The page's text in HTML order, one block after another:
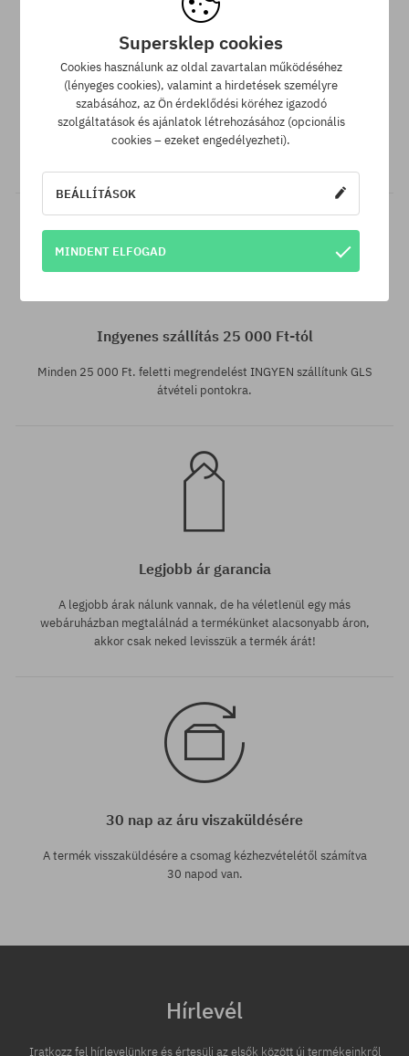
SuperClub hűségprogram
SuperClub hűségprogramunknak köszönhetően minden olyan
vásárlás után, amire nem jár kedvezmény, a számládon a
Ingyenes szállítás 25 000 Ft-tól
Minden 25 000 Ft. feletti megrendelést INGYEN szállítunk GLS
átvételi pontokra.
Legjobb ár garancia
A legjobb árak nálunk vannak, de ha véletlenül egy más
webáruházban megtalálnád a termékünket alacsonyabb áron,
akkor csak neked levisszük a termék árát!
30 nap az áru viszaküldésére
A termék visszaküldésére a csomag kézhezvételétől számítva
30 napod van.
Hírlevél
Iratkozz fel hírlevelünkre és értesülj az elsők között új termékeinkről
Supersklep cookies
Cookies használunk az oldal zavartalan működéséhez
(lényeges cookies), valamint a hirdetések személyre
szabásához, az Ön érdeklődési köréhez igazodó
szolgáltatások és ajánlatok létrehozásához (opcionális
cookies – ezeket engedélyezheti).
BEÁLLÍTÁSOK
MINDENT ELFOGAD